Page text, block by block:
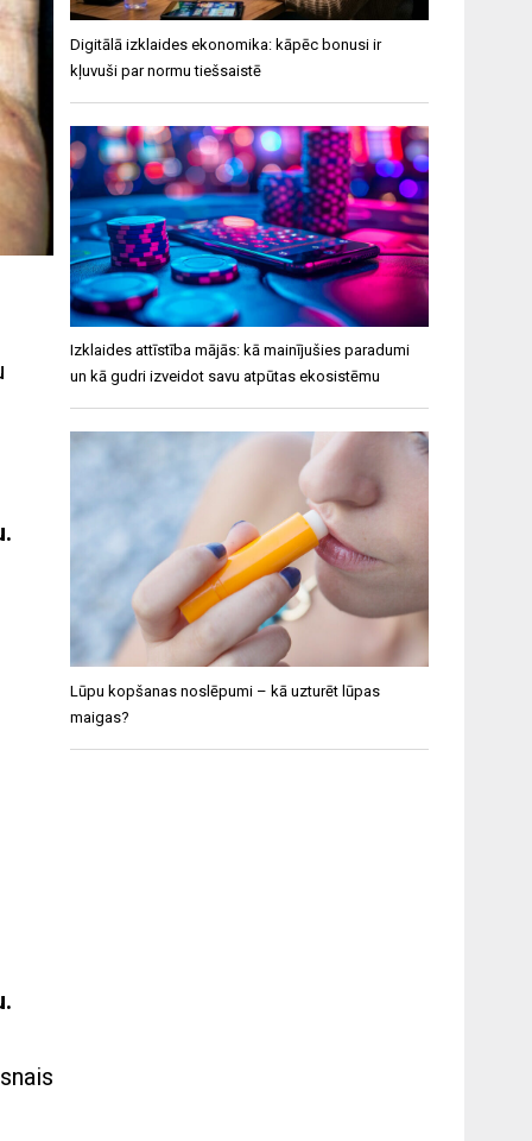
Digitālā izklaides ekonomika: kāpēc bonusi ir
kļuvuši par normu tiešsaistē
Izklaides attīstība mājās: kā mainījušies paradumi
un kā gudri izveidot savu atpūtas ekosistēmu
Lūpu kopšanas noslēpumi – kā uzturēt lūpas
maigas?